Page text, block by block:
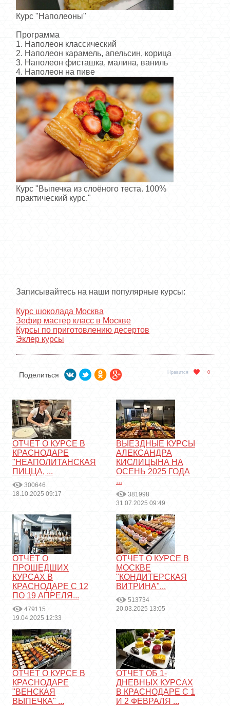
Курс "Наполеоны"
Программа
1. Наполеон классический
2. Наполеон карамель, апельсин, корица
3. Наполеон фисташка, малина, ваниль
4. Наполеон на пиве
Курс "Выпечка из слоёного теста. 100%
практический курс."
Записывайтесь на наши популярные курсы:
Курс шоколада Москва
Зефир мастер класс в Москве
Курсы по приготовлению десертов
Эклер курсы
Поделиться Нравится 0
ОТЧЕТ О КУРСЕ В
КРАСНОДАРЕ
"НЕАПОЛИТАНСКАЯ
ПИЦЦА, ...
300646
18.10.2025 09:17
ВЫЕЗДНЫЕ КУРСЫ
АЛЕКСАНДРА
КИСЛИЦЫНА НА
ОСЕНЬ 2025 ГОДА
...
381998
31.07.2025 09:49
ОТЧЕТ О
ПРОШЕДШИХ
КУРСАХ В
КРАСНОДАРЕ С 12
ПО 19 АПРЕЛЯ...
479115
19.04.2025 12:33
ОТЧЕТ О КУРСЕ В
МОСКВЕ
"КОНДИТЕРСКАЯ
ВИТРИНА"...
513734
20.03.2025 13:05
ОТЧЕТ О КУРСЕ В
КРАСНОДАРЕ
"ВЕНСКАЯ
ВЫПЕЧКА" ...
ОТЧЕТ ОБ 1-
ДНЕВНЫХ КУРСАХ
В КРАСНОДАРЕ С 1
И 2 ФЕВРАЛЯ ...